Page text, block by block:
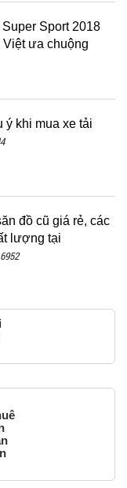
Sport 2018
ưa chuộng
ý khi mua xe tải
đồ cũ giá rẻ, các
lượng tại
6952